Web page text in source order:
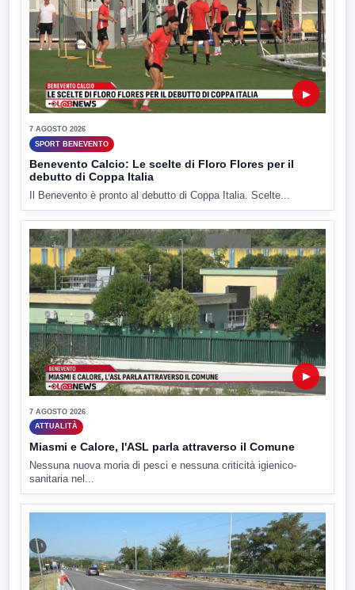
▶
7 AGOSTO 2026
SPORT BENEVENTO
Benevento Calcio: Le scelte di Floro Flores per il
debutto di Coppa Italia
Il Benevento è pronto al debutto di Coppa Italia. Scelte...
▶
7 AGOSTO 2026
ATTUALITÀ
Miasmi e Calore, l'ASL parla attraverso il Comune
Nessuna nuova moria di pesci e nessuna criticità igienico-
sanitaria nel...